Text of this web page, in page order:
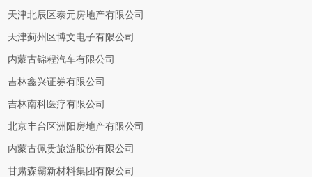
天津北辰区泰元房地产有限公司
天津蓟州区博文电子有限公司
内蒙古锦程汽车有限公司
吉林鑫兴证券有限公司
吉林南科医疗有限公司
北京丰台区洲阳房地产有限公司
内蒙古佩贵旅游股份有限公司
甘肃森霸新材料集团有限公司